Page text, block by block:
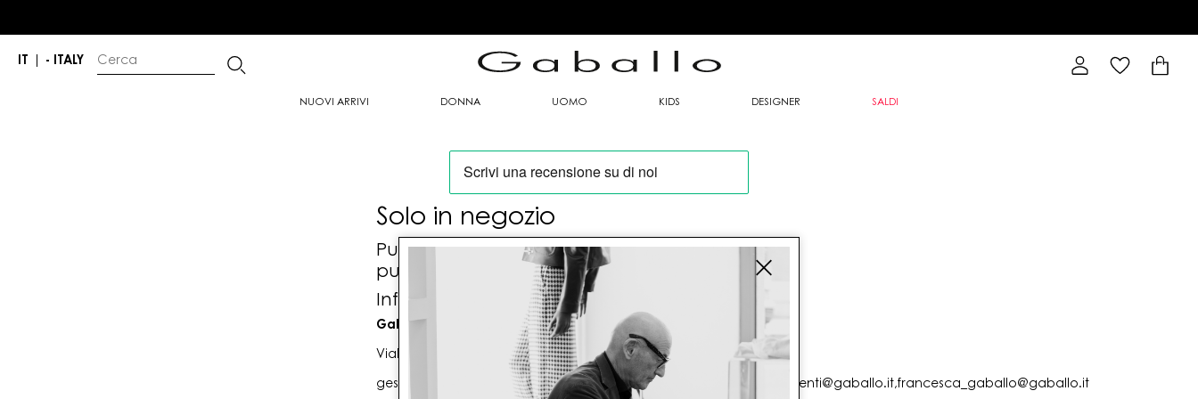
IT - ITALY
NUOVI ARRIVI DONNA UOMO KIDS DESIGNER SALDI
Solo in negozio
Puoi trovare questo articolo solo presso i nostri
punti vendita:
Info contatti
Gaballo Mario srl
Viale G. Matteotti n. 23 00053 Civitavecchia (RM)
gestioneordini@gaballo.it,customercare@sellmasters.it,assistenzaclienti@gaballo.it,francesca_gaballo@gaballo.it